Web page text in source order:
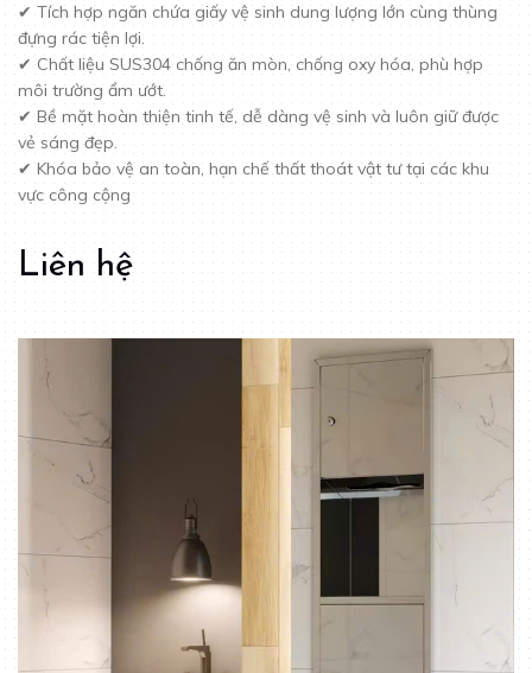
✔ Tích hợp ngăn chứa giấy vệ sinh dung lượng lớn cùng thùng
đựng rác tiện lợi.
✔ Chất liệu SUS304 chống ăn mòn, chống oxy hóa, phù hợp
môi trường ẩm ướt.
✔ Bề mặt hoàn thiện tinh tế, dễ dàng vệ sinh và luôn giữ được
vẻ sáng đẹp.
✔ Khóa bảo vệ an toàn, hạn chế thất thoát vật tư tại các khu
vực công cộng
Liên hệ